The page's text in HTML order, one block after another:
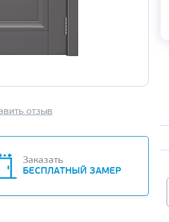
отзыв
Заказать
БЕСПЛАТНЫЙ ЗАМЕР